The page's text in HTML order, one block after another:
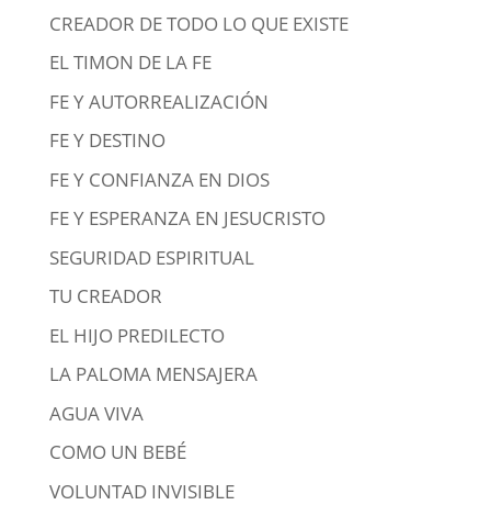
CREADOR DE TODO LO QUE EXISTE
EL TIMON DE LA FE
FE Y AUTORREALIZACIÓN
FE Y DESTINO
FE Y CONFIANZA EN DIOS
FE Y ESPERANZA EN JESUCRISTO
SEGURIDAD ESPIRITUAL
TU CREADOR
EL HIJO PREDILECTO
LA PALOMA MENSAJERA
AGUA VIVA
COMO UN BEBÉ
VOLUNTAD INVISIBLE